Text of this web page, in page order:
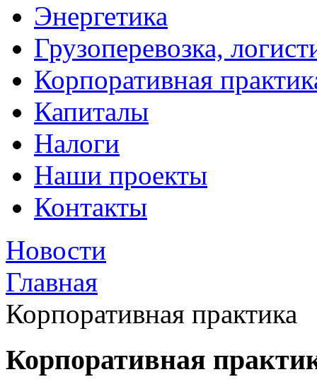
Энергетика
Грузоперевозка,
Корпоративная
Капиталы
Налоги
Наши проекты
Контакты
Новости
Главная
Корпоративная практика
Корпоративная